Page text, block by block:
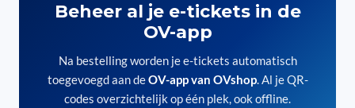
Beheer al je e-tickets in de
OV-app
Na bestelling worden je e-tickets automatisch
toegevoegd aan deOV-app van OVshop. Al je QR-
codes overzichtelijk op één plek, ook offline.